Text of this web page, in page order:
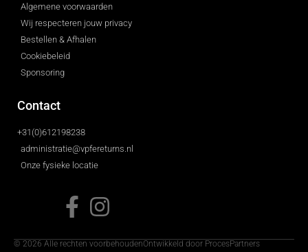
Algemene voorwaarden
Wij respecteren jouw privacy
Bestellen & Afhalen
Cookiebeleid
Sponsoring
Contact
+31(0)612198238
administratie@vpfereturns.nl
Onze fysieke locatie
© 2026 Alle rechten voorbehoudenOntwikkeld door ProcesPartners